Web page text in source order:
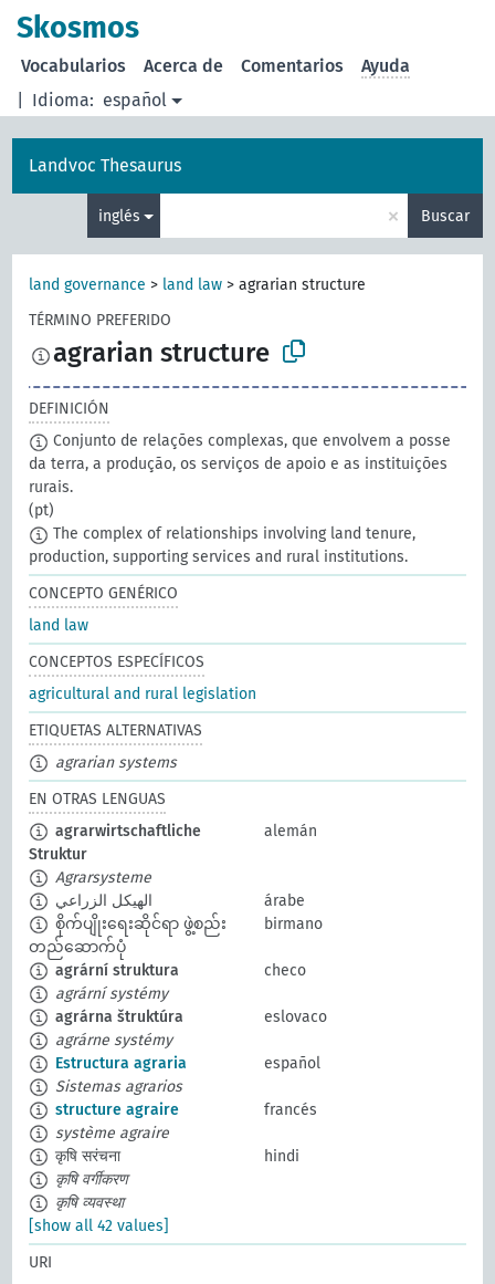
Skosmos
Idioma: español
Vocabularios Acerca de Comentarios Ayuda
Landvoc Thesaurus
inglés × Buscar
land governance > land law >agrarian structure
TÉRMINO PREFERIDO
agrarian structure
DEFINICIÓN
Conjunto de relações complexas, que envolvem a posse
da terra, a produção, os serviços de apoio e as instituições
rurais.
(pt)
The complex of relationships involving land tenure,
production, supporting services and rural institutions.
CONCEPTO GENÉRICO
land law
CONCEPTOS ESPECÍFICOS
agricultural and rural legislation
ETIQUETAS ALTERNATIVAS
agrarian systems
EN OTRAS LENGUAS
agrarwirtschaftliche
Struktur
alemán
Agrarsysteme
الهيكل الزراعي
árabe
စိုက်ပျိုးရေးဆိုင်ရာ ဖွဲ့စည်း
တည်ဆောက်ပုံ
birmano
agrární struktura
checo
agrární systémy
agrárna štruktúra
eslovaco
agrárne systémy
Estructura agraria
español
Sistemas agrarios
structure agraire
francés
système agraire
कृषि सरंचना
hindi
कृषि वर्गीकरण
कृषि व्यवस्था
[show all 42 values]
URI